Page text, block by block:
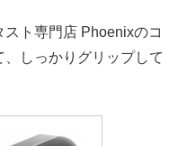
ト専門店 Phoenixのコ
しっかりグリップして